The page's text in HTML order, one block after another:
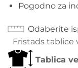
Pogodno za
Odaberite
Fristads tablice
Tablica